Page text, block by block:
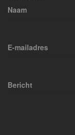
Naam
E-mailadres
Bericht